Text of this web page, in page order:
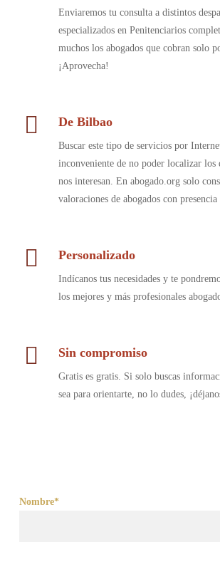
Enviaremos tu consulta a distintos
especializados en Penitenciarios
muchos los abogados que cobran solo
¡Aprovecha!
De Bilbao
Buscar este tipo de servicios por
inconveniente de no poder localizar los
nos interesan. En abogado.org solo
valoraciones de abogados con
Personalizado
Indícanos tus necesidades y te
los mejores y más profesionales
Sin compromiso
Gratis es gratis. Si solo buscas
sea para orientarte, no lo dudes,
Nombre*